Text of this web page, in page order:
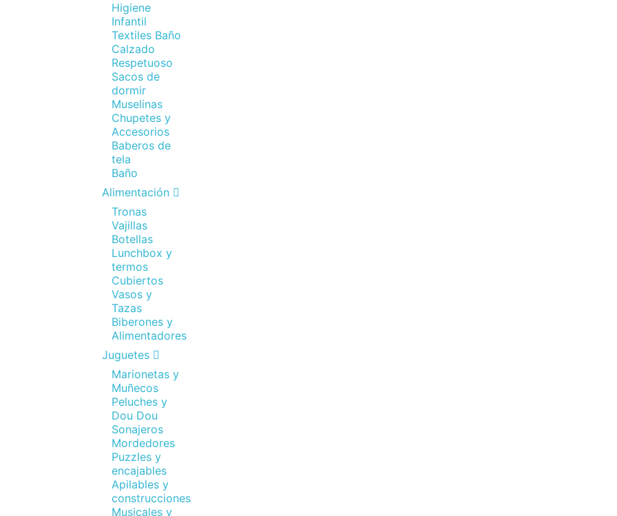
Higiene
Infantil
Textiles Baño
Calzado
Respetuoso
Sacos de
dormir
Muselinas
Chupetes y
Accesorios
Baberos de
tela
Baño
Alimentación
Tronas
Vajillas
Botellas
Lunchbox y
termos
Cubiertos
Vasos y
Tazas
Biberones y
Alimentadores
Juguetes
Marionetas y
Muñecos
Peluches y
Dou Dou
Sonajeros
Mordedores
Puzzles y
encajables
Apilables y
construcciones
Musicales y